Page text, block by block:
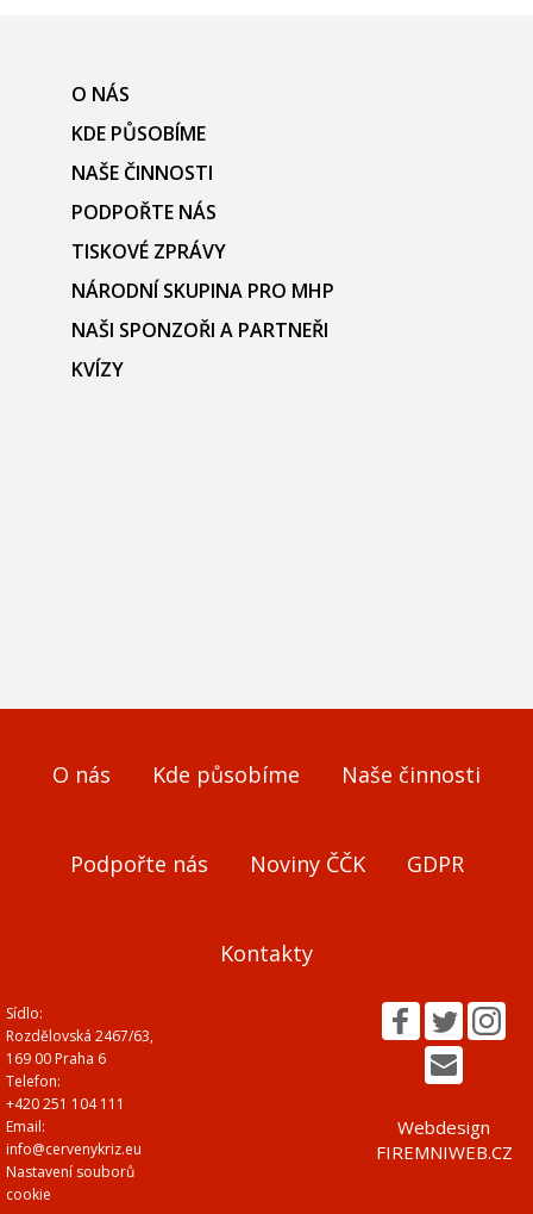
O NÁS
KDE PŮSOBÍME
NAŠE ČINNOSTI
PODPOŘTE NÁS
TISKOVÉ ZPRÁVY
NÁRODNÍ SKUPINA PRO MHP
NAŠI SPONZOŘI A PARTNEŘI
KVÍZY
O nás Kde působíme Naše činnosti
Podpořte nás Noviny ČČK GDPR
Kontakty
Sídlo:
Rozdělovská 2467/63,
169 00 Praha 6
Telefon:
+420 251 104 111
Email:
info@cervenykriz.eu
Nastavení souborů
cookie
Webdesign
FIREMNIWEB.CZ